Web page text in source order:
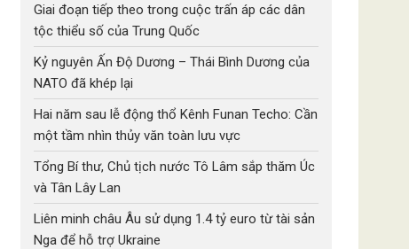
Giai đoạn tiếp theo trong cuộc trấn áp các dân
tộc thiểu số của Trung Quốc
Kỷ nguyên Ấn Độ Dương – Thái Bình Dương của
NATO đã khép lại
Hai năm sau lễ động thổ Kênh Funan Techo: Cần
một tầm nhìn thủy văn toàn lưu vực
Tổng Bí thư, Chủ tịch nước Tô Lâm sắp thăm Úc
và Tân Lây Lan
Liên minh châu Âu sử dụng 1.4 tỷ euro từ tài sản
Nga để hỗ trợ Ukraine